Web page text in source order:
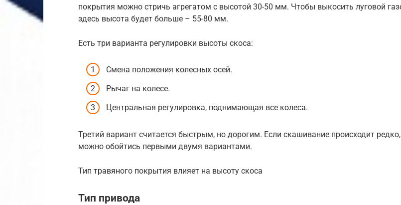
покрытия можно стричь агрегатом с высотой 30-50 мм. Чтобы выкосить луговой
здесь высота будет больше – 55-80 мм.
Есть три варианта регулировки высоты скоса:
Смена положения колесных осей.
Рычаг на колесе.
Центральная регулировка, поднимающая все колеса.
Третий вариант считается быстрым, но дорогим. Если скашивание происходит
можно обойтись первыми двумя вариантами.
Тип травяного покрытия влияет на высоту скоса
Тип привода